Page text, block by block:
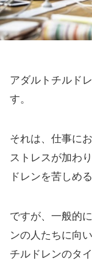
アダルトチルド
す。
それは、仕事に
ストレスが加わ
ドレンを苦しめ
ですが、一般的
ンの人たちに向
チルドレンのタ